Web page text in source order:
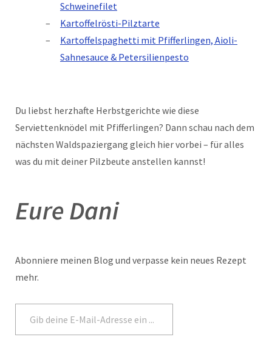
Schweinefilet
Kartoffelrösti-Pilztarte
Kartoffelspaghetti mit Pfifferlingen, Aioli-
Sahnesauce & Petersilienpesto
Du liebst herzhafte Herbstgerichte wie diese
Serviettenknödel mit Pfifferlingen? Dann schau nach dem
nächsten Waldspaziergang gleich hier vorbei – für alles
was du mit deiner Pilzbeute anstellen kannst!
Eure Dani
Abonniere meinen Blog und verpasse kein neues Rezept
mehr.